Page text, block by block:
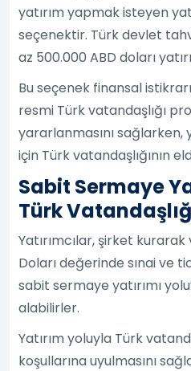
yatırım yapmak isteyen
seçenektir. Türk devlet
az 500.000 ABD doları
Bu seçenek finansal
resmi Türk vatandaşlığı
yararlanmasını sağlarken,
için Türk vatandaşlığının
Sabit Sermaye
Türk
Yatırımcılar, şirket
Doları değerinde sınai ve
sabit sermaye yatırımı
alabilirler.
Yatırım yoluyla Türk
koşullarına uyulmasını